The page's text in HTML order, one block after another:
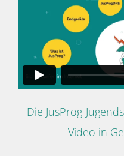
Die JusProg-
Video in